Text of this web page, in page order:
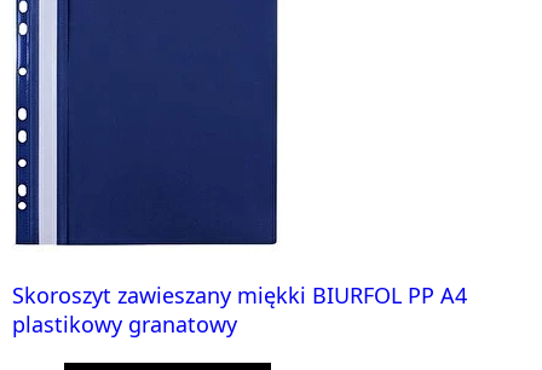
Skoroszyt zawieszany miękki BIURFOL PP A4
plastikowy granatowy